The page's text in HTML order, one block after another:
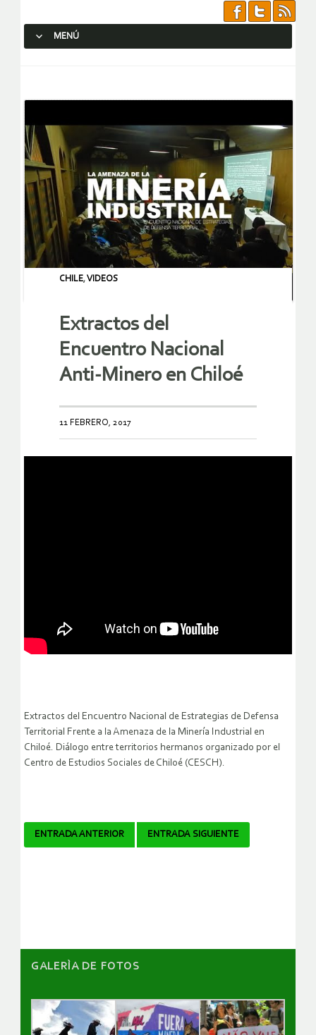
MENÚ
CHILE,VIDEOS
Extractos del
Encuentro Nacional
Anti-Minero en Chiloé
11 FEBRERO, 2017
Extractos del Encuentro Nacional de Estrategias de Defensa
Territorial Frente a la Amenaza de la Minería Industrial en
Chiloé. Diálogo entre territorios hermanos organizado por el
Centro de Estudios Sociales de Chiloé (CESCH).
Navegador
ENTRADA ANTERIOR ENTRADA SIGUIENTE
GALERÌA DE FOTOS